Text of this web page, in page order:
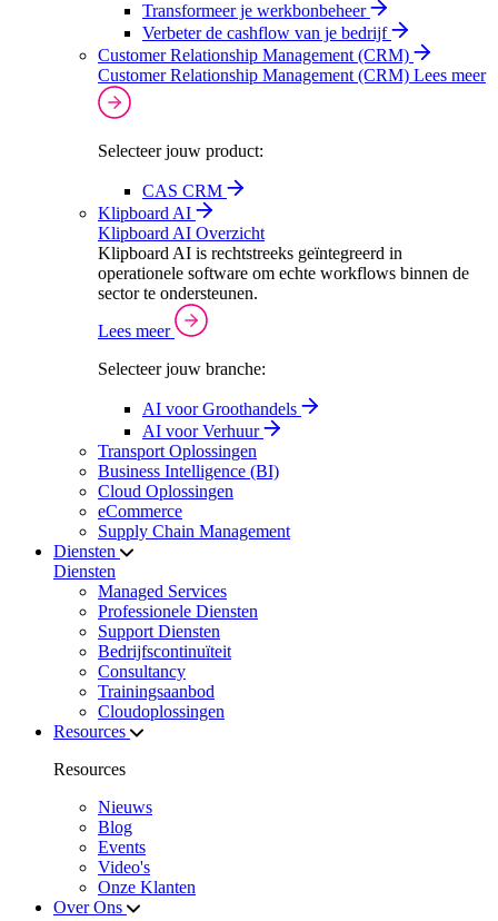
Transformeer je werkbonbeheer
Verbeter de cashflow van je bedrijf
Customer Relationship Management (CRM)
Customer Relationship Management (CRM) Lees meer
Selecteer jouw product:
CAS CRM
Klipboard AI
Klipboard AI Overzicht
Klipboard AI is rechtstreeks geïntegreerd in
operationele software om echte workflows binnen de
sector te ondersteunen.
Lees meer
Selecteer jouw branche:
AI voor Groothandels
AI voor Verhuur
Transport Oplossingen
Business Intelligence (BI)
Cloud Oplossingen
eCommerce
Supply Chain Management
Diensten
Diensten
Managed Services
Professionele Diensten
Support Diensten
Bedrijfscontinuïteit
Consultancy
Trainingsaanbod
Cloudoplossingen
Resources
Resources
Nieuws
Blog
Events
Video's
Onze Klanten
Over Ons